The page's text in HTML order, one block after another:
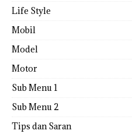
Life Style
Mobil
Model
Motor
Sub Menu 1
Sub Menu 2
Tips dan Saran